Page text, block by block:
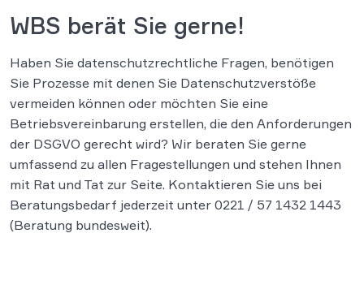
WBS berät Sie gerne!
Haben Sie datenschutzrechtliche Fragen, benötigen
Sie Prozesse mit denen Sie Datenschutzverstöße
vermeiden können oder möchten Sie eine
Betriebsvereinbarung erstellen, die den Anforderungen
der DSGVO gerecht wird? Wir beraten Sie gerne
umfassend zu allen Fragestellungen und stehen Ihnen
mit Rat und Tat zur Seite. Kontaktieren Sie uns bei
Beratungsbedarf jederzeit unter 0221 / 57 1432 1443
(Beratung bundesweit).